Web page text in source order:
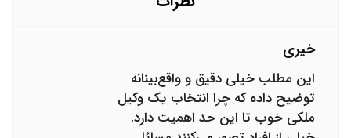
خیری
این مطلب خیلی دقیق و واقع‌بینانه
توضیح داده که چرا انتخاب یک وکیل
ملکی خوب تا این حد اهمیت دارد.